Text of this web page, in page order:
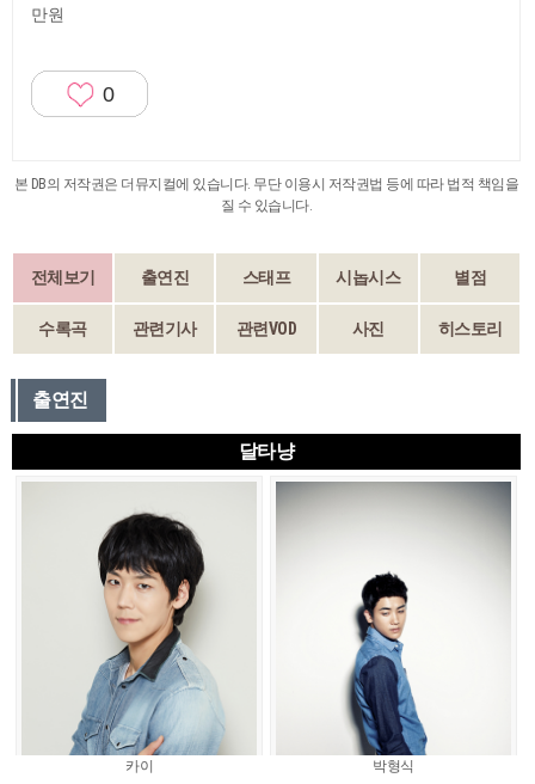
만원
0
본 DB의 저작권은 더뮤지컬에 있습니다. 무단 이용시 저작권법 등에 따라 법적 책임을
질 수 있습니다.
전체보기 출연진 스태프 시놉시스 별점
수록곡 관련기사 관련VOD 사진 히스토리
출연진
달타냥
카이 박형식